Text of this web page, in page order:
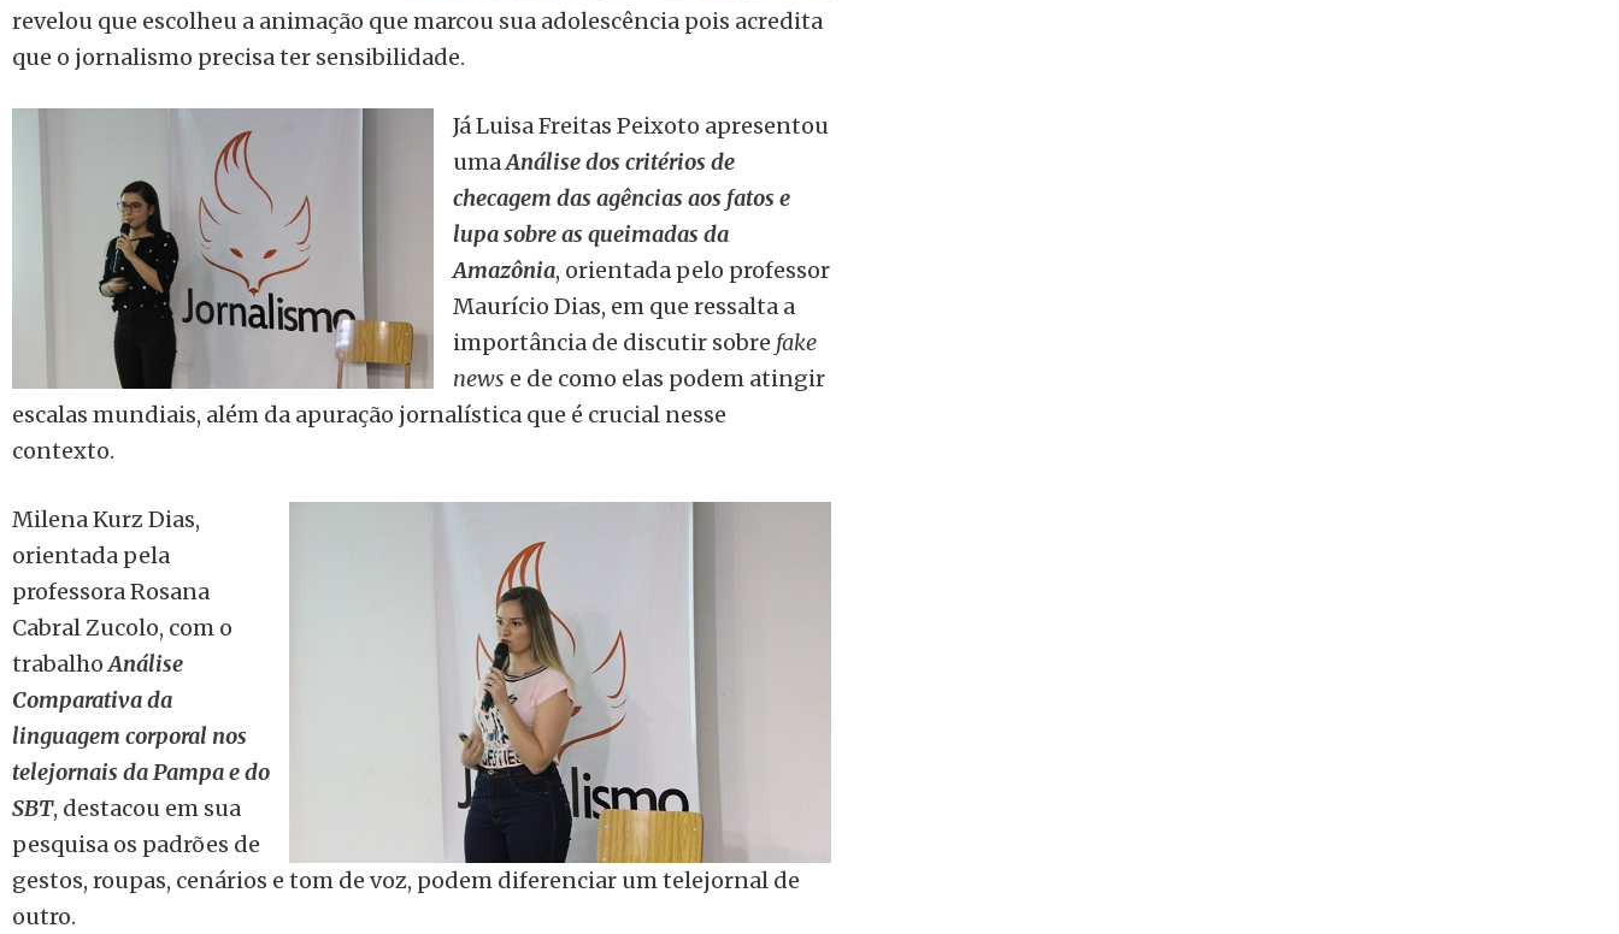
revelou que escolheu a animação que marcou sua adolescência pois acredita
que o jornalismo precisa ter sensibilidade.
Já Luisa Freitas Peixoto apresentou
umaAnálise dos critérios de
checagem das agências aos fatos e
lupa sobre as queimadas da
Amazônia, orientada pelo professor
Maurício Dias, em que ressalta a
importância de discutir sobre fake
news e de como elas podem atingir
escalas mundiais, além da apuração jornalística que é crucial nesse
contexto.
Milena Kurz Dias,
orientada pela
professora Rosana
Cabral Zucolo, com o
trabalhoAnálise
Comparativa da
linguagem corporal nos
telejornais da Pampa e do
SBT, destacou em sua
pesquisa os padrões de
gestos, roupas, cenários e tom de voz, podem diferenciar um telejornal de
outro.